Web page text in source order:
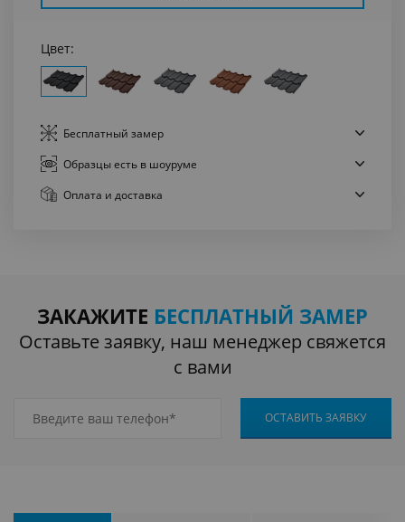
Цвет:
Бесплатный замер
Образцы есть в шоуруме
Оплата и доставка
ЗАКАЖИТЕ БЕСПЛАТНЫЙ ЗАМЕР
Оставьте заявку, наш менеджер свяжется
с вами